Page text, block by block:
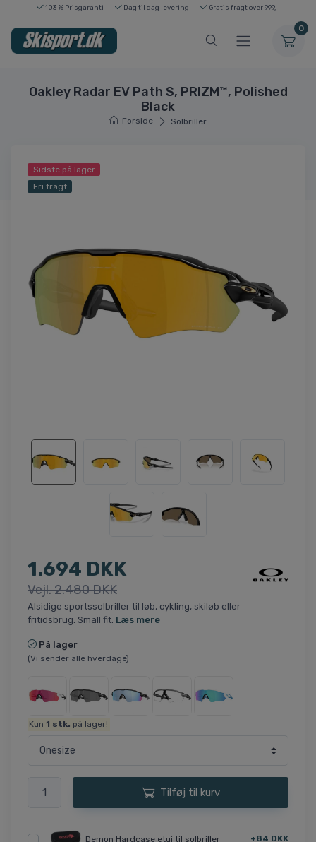
103 % Prisgaranti Dag til dag levering Gratis fragt over 999,-
0
Oakley Radar EV Path S, PRIZM™, Polished
Black
Forside Solbriller
Sidste på lager
Fri fragt
1.694 DKK
Vejl. 2.480 DKK
Alsidige sportssolbriller til løb, cykling, skiløb eller
fritidsbrug. Small fit. Læs mere
På lager
(Vi sender alle hverdage)
Kun1 stk. på lager!
Tilføj til kurv
Demon Hardcase etui til solbriller +84 DKK